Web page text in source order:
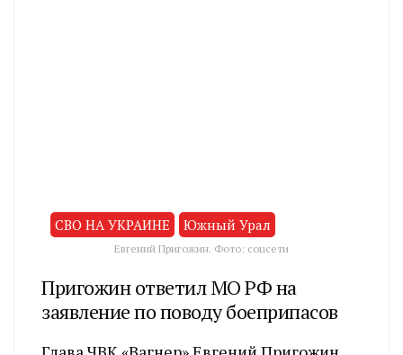
Евгений Пригожин. Фото: соцсети
СВО НА УКРАИНЕ Южный Урал
Пригожин ответил МО РФ на
заявление по поводу боеприпасов